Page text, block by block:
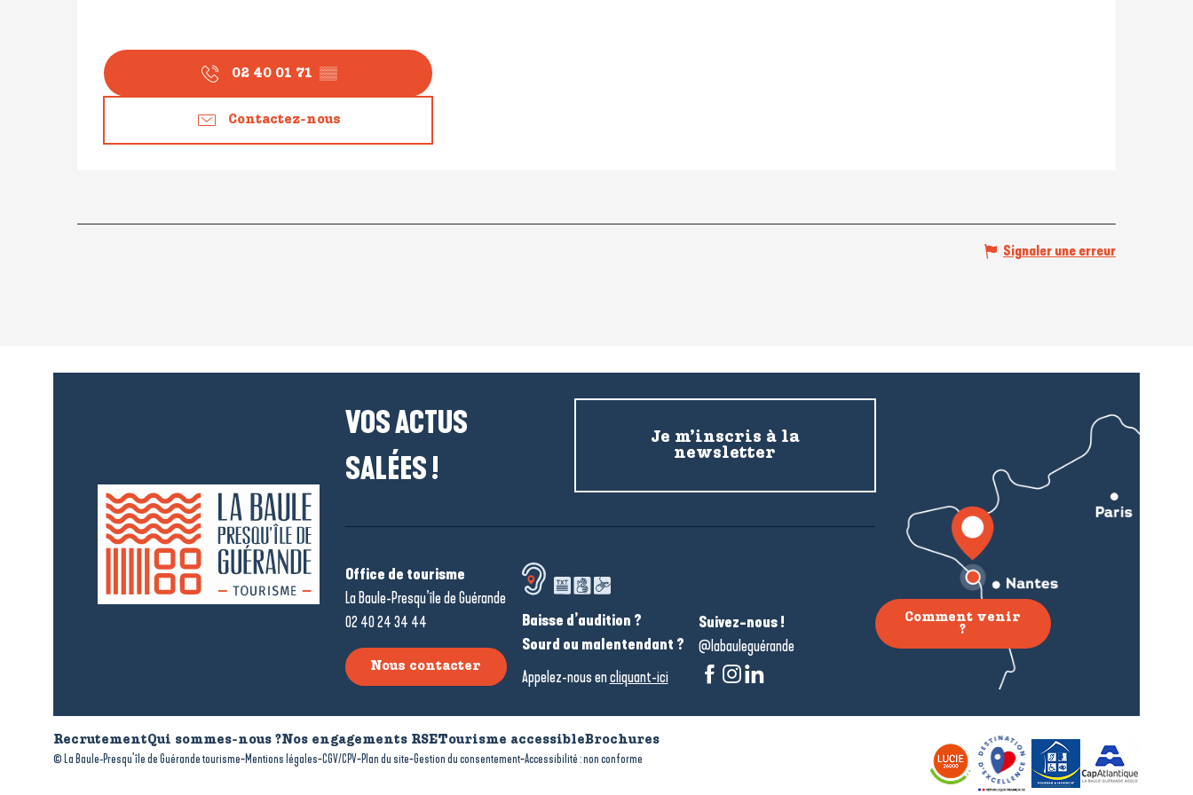
02 40 01 71 ▒▒
Contactez-nous
Signaler une erreur
VOS ACTUS
SALÉES !
Je m’inscris à la
newsletter
Office de tourisme
La Baule-Presqu’île de Guérande
02 40 24 34 44
Nous contacter
Baisse d’audition ?
Sourd ou malentendant ?
Appelez-nous encliquant-ici
Suivez-nous !
@labauleguérande
Comment venir
?
RecrutementQui sommes-nous ?Nos engagements RSETourisme accessibleBrochures
© La Baule-Presqu’île de Guérande tourisme-Mentions légales-CGV/CPV-Plan du site-Gestion du consentement-Accessibilité : non conforme